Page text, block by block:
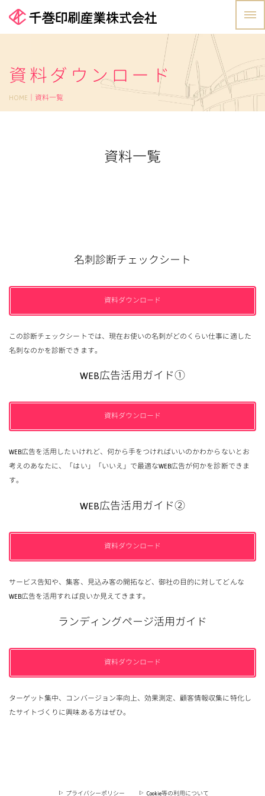
資料ダウンロード
HOME ｜資料一覧
資料一覧
名刺診断チェックシート
資料ダウンロード
この診断チェックシートでは、現在お使いの名刺がどのくらい仕事に適した
名刺なのかを診断できます。
WEB広告活用ガイド①
資料ダウンロード
WEB広告を活用したいけれど、何から手をつければいいのかわからないとお
考えのあなたに、「はい」「いいえ」で最適なWEB広告が何かを診断できま
す。
WEB広告活用ガイド②
資料ダウンロード
サービス告知や、集客、見込み客の開拓など、御社の目的に対してどんな
WEB広告を活用すれば良いか見えてきます。
ランディングページ活用ガイド
資料ダウンロード
ターゲット集中、コンバージョン率向上、効果測定、顧客情報収集に特化し
たサイトづくりに興味ある方はぜひ。
プライバシーポリシー Cookie等の利用について